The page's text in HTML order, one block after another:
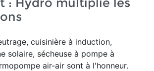
cuisinière à induction,
solaire, sécheuse à pompe à
air-air sont à l'honneur.